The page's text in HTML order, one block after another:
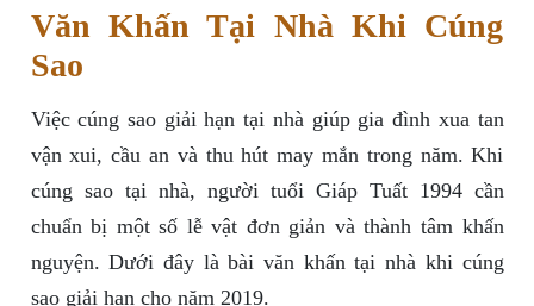
Văn Khấn Tại Nhà Khi Cúng
Sao
Việc cúng sao giải hạn tại nhà giúp gia đình xua tan
vận xui, cầu an và thu hút may mắn trong năm. Khi
cúng sao tại nhà, người tuổi Giáp Tuất 1994 cần
chuẩn bị một số lễ vật đơn giản và thành tâm khấn
nguyện. Dưới đây là bài văn khấn tại nhà khi cúng
sao giải hạn cho năm 2019.